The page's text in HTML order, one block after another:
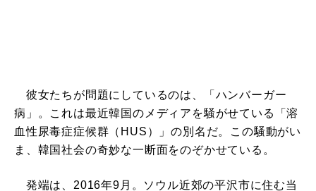
彼女たちが問題にしているのは、「ハンバーガー
病」。これは最近韓国のメディアを騒がせている「溶
血性尿毒症症候群（HUS）」の別名だ。この騒動がい
ま、韓国社会の奇妙な一断面をのぞかせている。
発端は、2016年9月。ソウル近郊の平沢市に住む当